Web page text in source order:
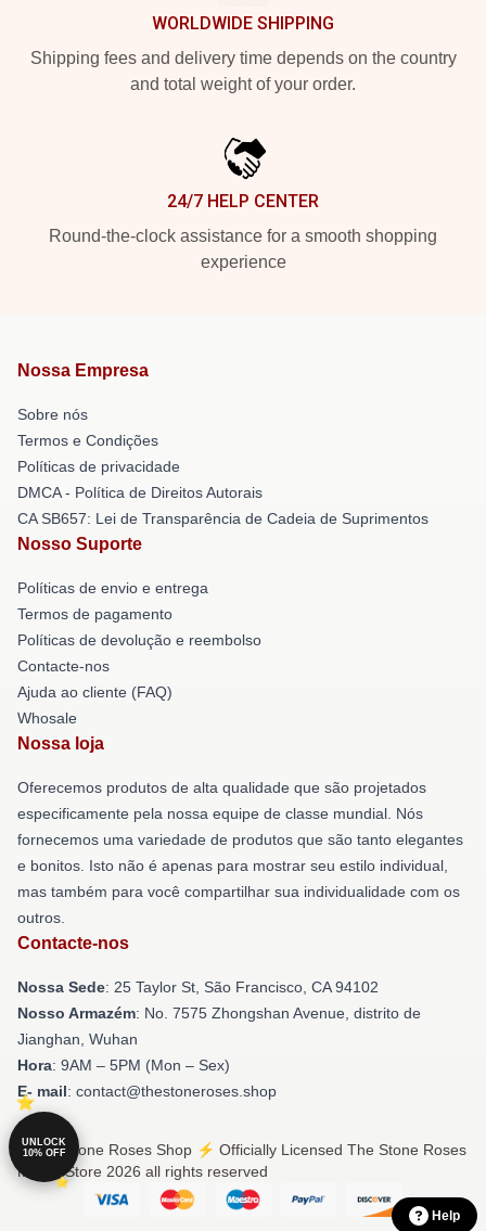
WORLDWIDE SHIPPING
Shipping fees and delivery time depends on the country
and total weight of your order.
24/7 HELP CENTER
Round-the-clock assistance for a smooth shopping
experience
Nossa Empresa
Sobre nós
Termos e Condições
Políticas de privacidade
DMCA - Política de Direitos Autorais
CA SB657: Lei de Transparência de Cadeia de Suprimentos
Nosso Suporte
Políticas de envio e entrega
Termos de pagamento
Políticas de devolução e reembolso
Contacte-nos
Ajuda ao cliente (FAQ)
Whosale
Nossa loja
Oferecemos produtos de alta qualidade que são projetados
especificamente pela nossa equipe de classe mundial. Nós
fornecemos uma variedade de produtos que são tanto elegantes
e bonitos. Isto não é apenas para mostrar seu estilo individual,
mas também para você compartilhar sua individualidade com os
outros.
Contacte-nos
Nossa Sede: 25 Taylor St, São Francisco, CA 94102
Nosso Armazém: No. 7575 Zhongshan Avenue, distrito de
Jianghan, Wuhan
Hora: 9AM – 5PM (Mon – Sex)
E- mail: contact@thestoneroses.shop
© The Stone Roses Shop ⚡️ Officially Licensed The Stone Roses
Merch Store 2026 all rights reserved
Help
UNLOCK
10% OFF